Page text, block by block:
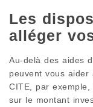
Les
alléger
Au-delà des aides
peuvent vous
CITE, par exemple,
sur le montant